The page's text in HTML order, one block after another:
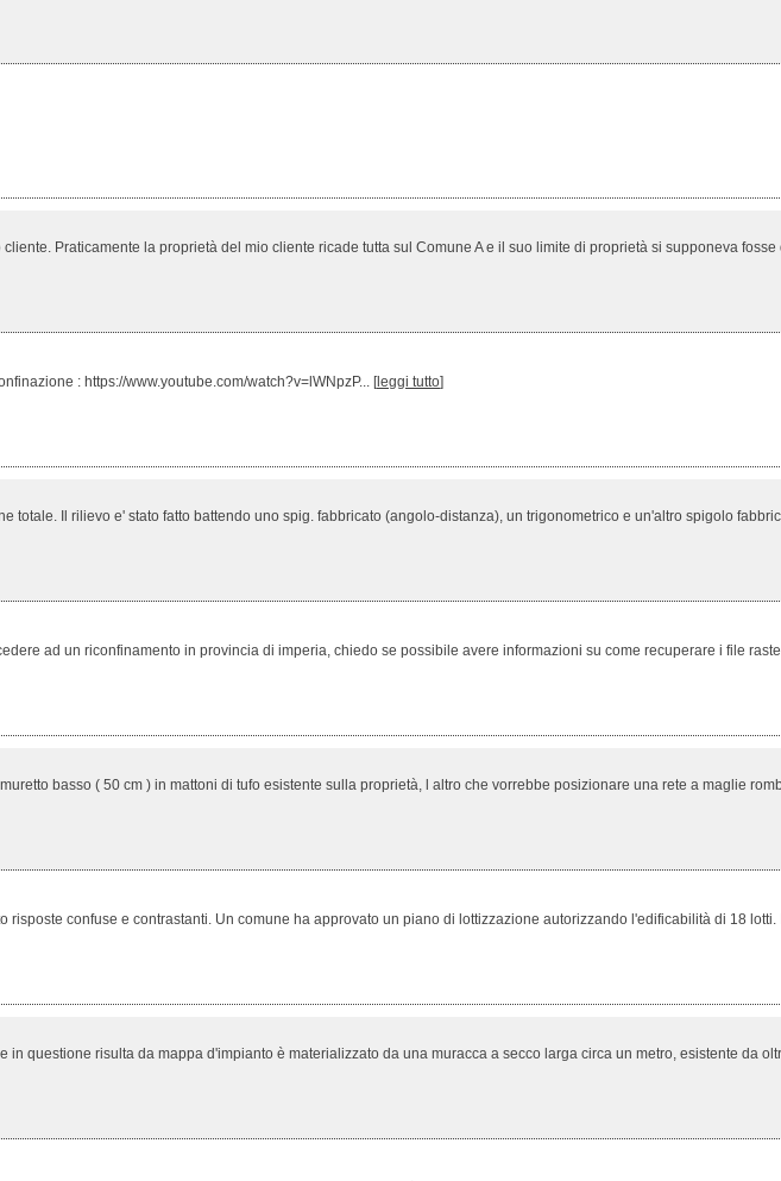
Praticamente la proprietà del mio cliente ricade tutta sul Comune A e il suo limite di proprietà si supponeva fosse
: https://www.youtube.com/watch?v=lWNpzP... [leggi tutto]
Il rilievo e' stato fatto battendo uno spig. fabbricato (angolo-distanza), un trigonometrico e un'altro spigolo
ad un riconfinamento in provincia di imperia, chiedo se possibile avere informazioni su come recuperare i file
basso ( 50 cm ) in mattoni di tufo esistente sulla proprietà, l altro che vorrebbe posizionare una rete a maglie
confuse e contrastanti. Un comune ha approvato un piano di lottizzazione autorizzando l'edificabilità di 18 lotti.
questione risulta da mappa d'impianto è materializzato da una muracca a secco larga circa un metro, esistente da